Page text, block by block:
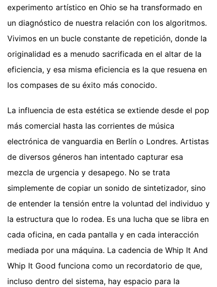
experimento artístico en Ohio se ha transformado en
un diagnóstico de nuestra relación con los algoritmos.
Vivimos en un bucle constante de repetición, donde la
originalidad es a menudo sacrificada en el altar de la
eficiencia, y esa misma eficiencia es la que resuena en
los compases de su éxito más conocido.
La influencia de esta estética se extiende desde el pop
más comercial hasta las corrientes de música
electrónica de vanguardia en Berlín o Londres. Artistas
de diversos géneros han intentado capturar esa
mezcla de urgencia y desapego. No se trata
simplemente de copiar un sonido de sintetizador, sino
de entender la tensión entre la voluntad del individuo y
la estructura que lo rodea. Es una lucha que se libra en
cada oficina, en cada pantalla y en cada interacción
mediada por una máquina. La cadencia de Whip It And
Whip It Good funciona como un recordatorio de que,
incluso dentro del sistema, hay espacio para la